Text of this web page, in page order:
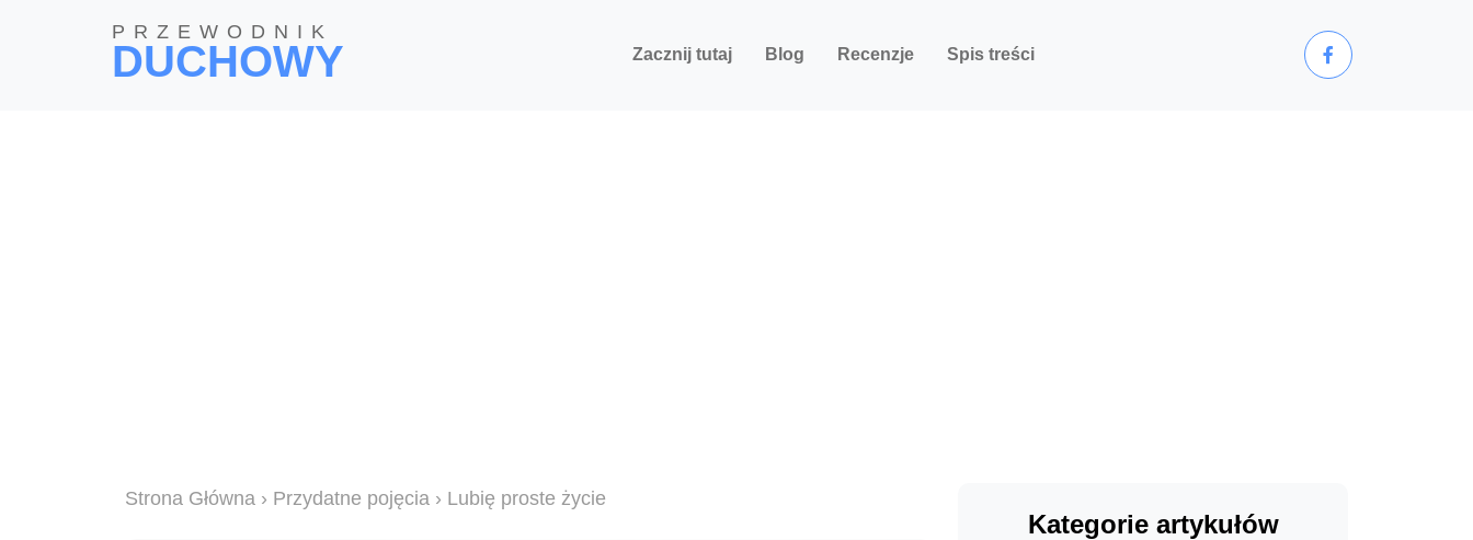
PRZEWODNIK
DUCHOWY Zacznij tutaj Blog Recenzje Spis treści
Strona Główna › Przydatne pojęcia › Lubię proste życie
Kategorie artykułów